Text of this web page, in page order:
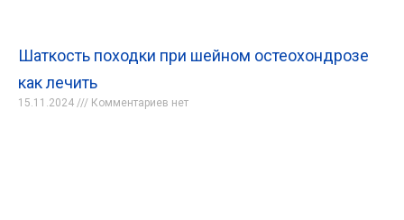
Шаткость походки при шейном остеохондрозе
как лечить
15.11.2024 Комментариев нет